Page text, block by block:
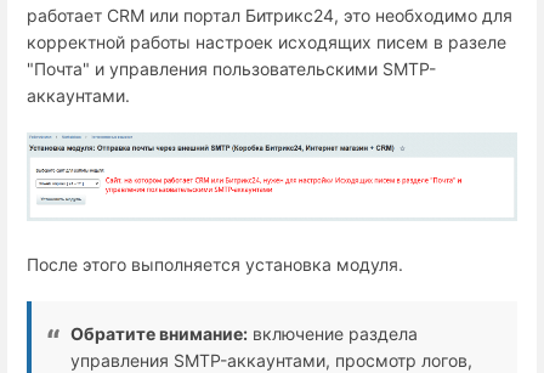
работает СRM или портал Битрикс24, это необходимо для
корректной работы настроек исходящих писем в разеле
"Почта" и управления пользовательскими SMTP-
аккаунтами.
После этого выполняется установка модуля.
Обратите внимание: включение раздела
управления SMTP-аккаунтами, просмотр логов,